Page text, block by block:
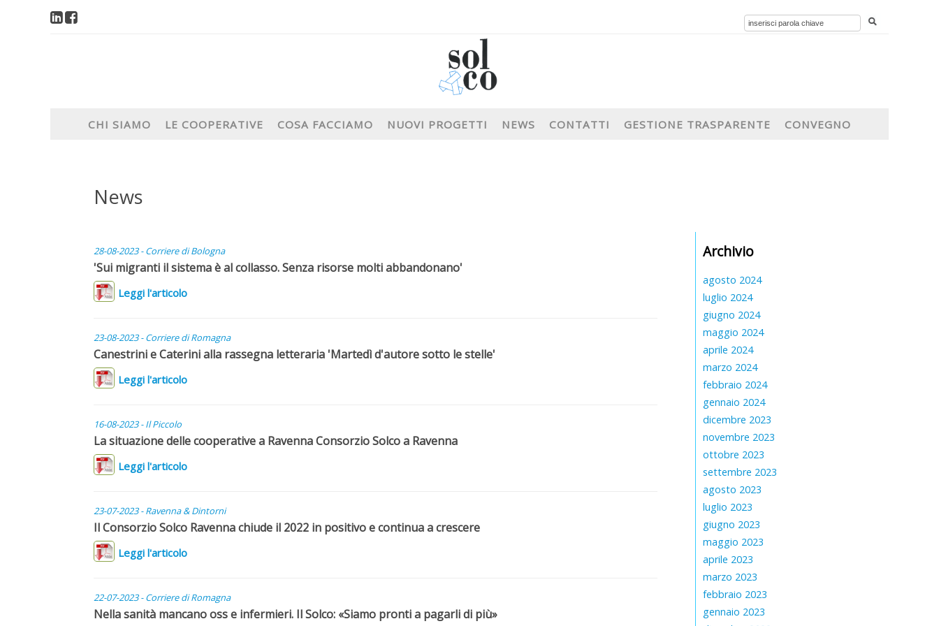
CHI SIAMO LE COOPERATIVE COSA FACCIAMO NUOVI PROGETTI NEWS CONTATTI GESTIONE TRASPARENTE CONVEGNO
News
28-08-2023 -Corriere di Bologna
'Sui migranti il sistema è al collasso. Senza risorse molti abbandonano'
Leggi l'articolo
23-08-2023 - Corriere di Romagna
Canestrini e Caterini alla rassegna letteraria 'Martedì d'autore sotto le stelle'
Leggi l'articolo
16-08-2023 - Il Piccolo
La situazione delle cooperative a Ravenna Consorzio Solco a Ravenna
Leggi l'articolo
23-07-2023 - Ravenna & Dintorni
Il Consorzio Solco Ravenna chiude il 2022 in positivo e continua a crescere
Leggi l'articolo
22-07-2023 - Corriere di Romagna
Nella sanità mancano oss e infermieri. Il Solco: «Siamo pronti a pagarli di più»
Archivio
agosto 2024
luglio 2024
giugno 2024
maggio 2024
aprile 2024
marzo 2024
febbraio 2024
gennaio 2024
dicembre 2023
novembre 2023
ottobre 2023
settembre 2023
agosto 2023
luglio 2023
giugno 2023
maggio 2023
aprile 2023
marzo 2023
febbraio 2023
gennaio 2023